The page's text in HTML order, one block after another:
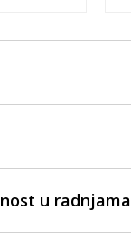
u radnjama